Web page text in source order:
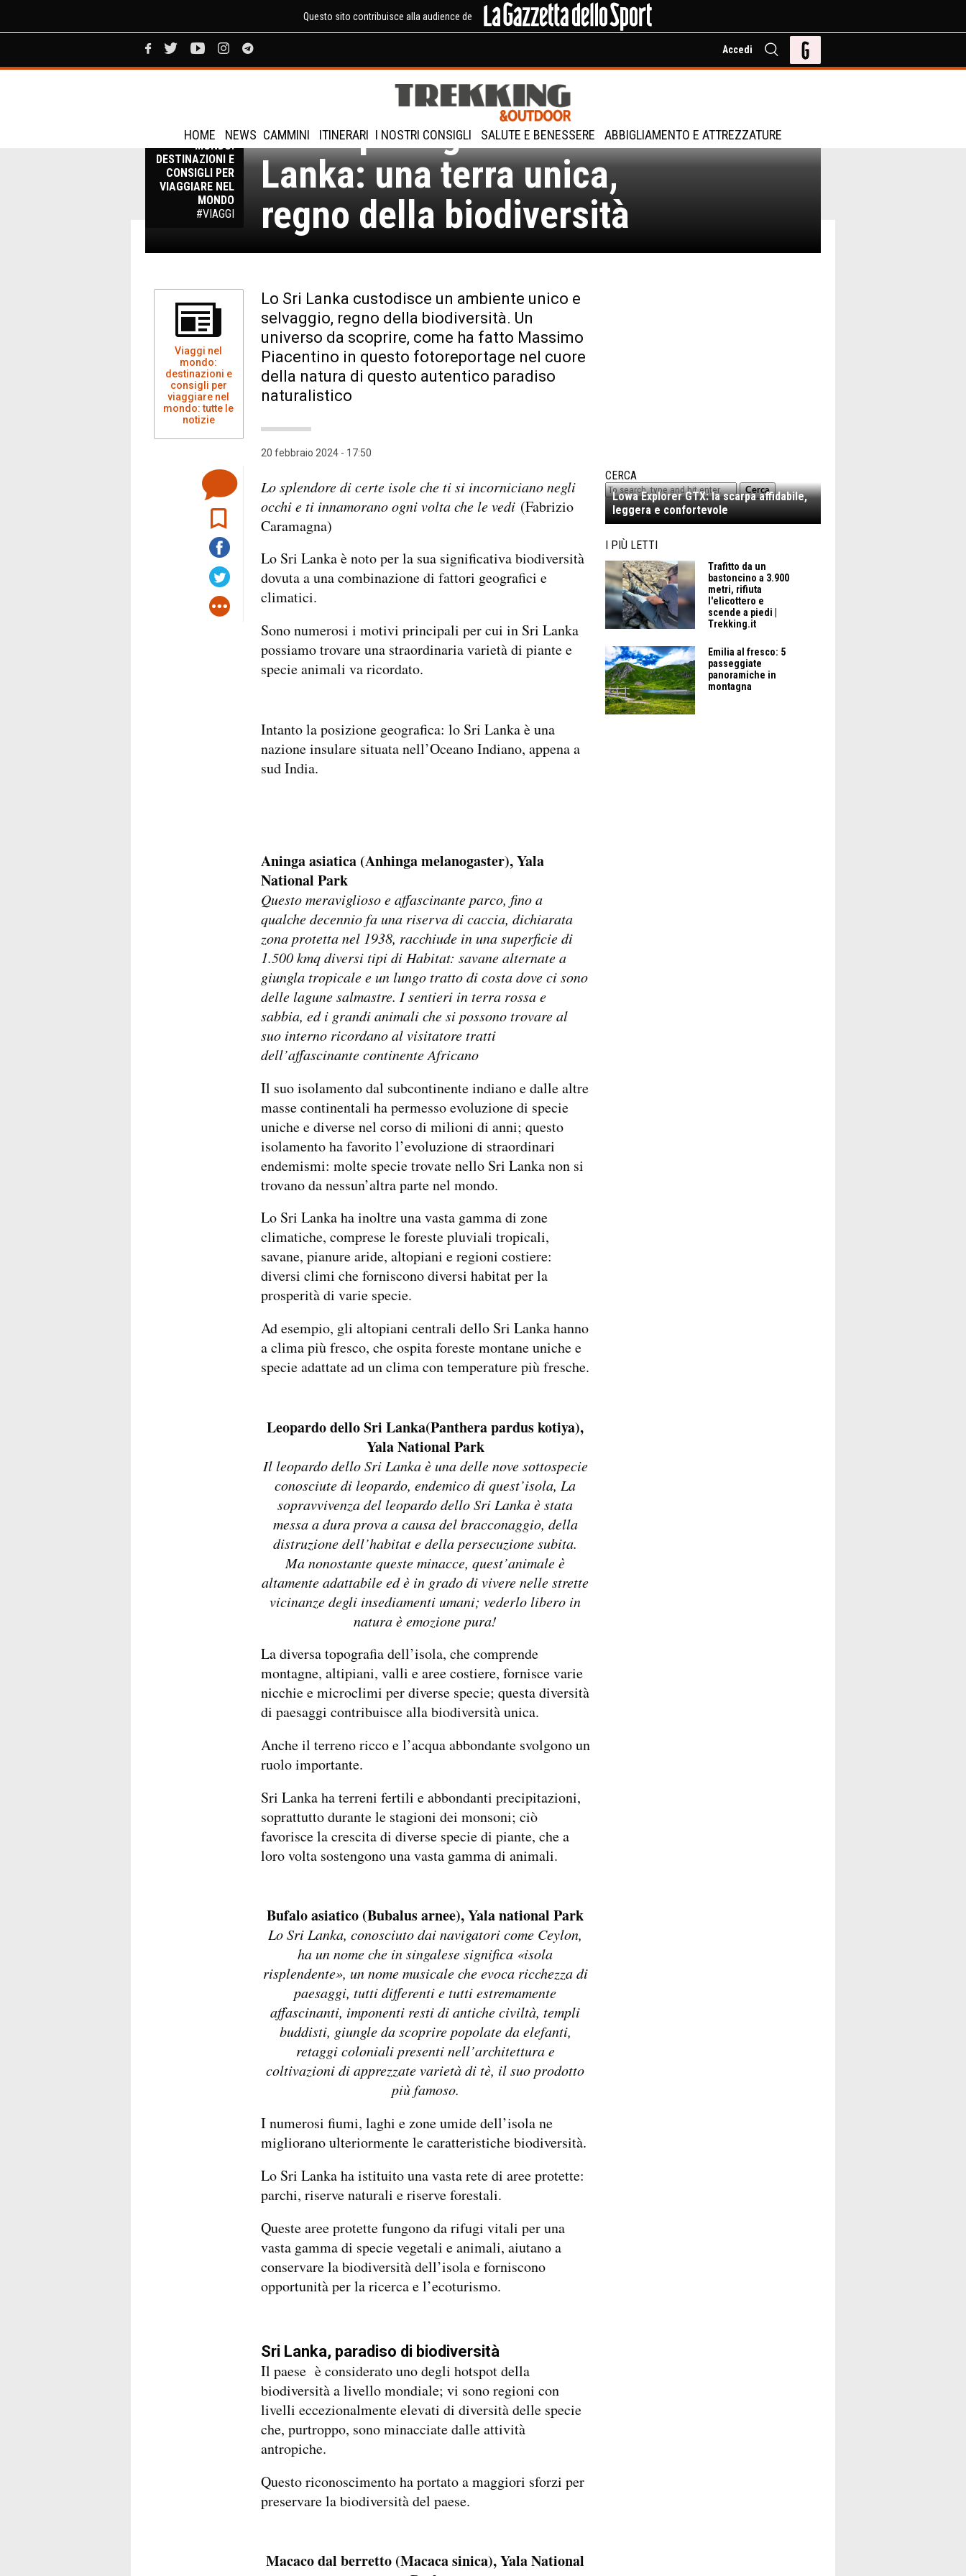
Questo sito contribuisce alla audience de
Accedi
HOME NEWS CAMMINI ITINERARI I NOSTRI CONSIGLI SALUTE E BENESSERE ABBIGLIAMENTO E ATTREZZATURE
VIAGGI NEL
MONDO:
DESTINAZIONI E
CONSIGLI PER
VIAGGIARE NEL
MONDO
#VIAGGI
Fotoreportage in Sri
Lanka: una terra unica,
regno della biodiversità
Viaggi nel
mondo:
destinazioni e
consigli per
viaggiare nel
mondo: tutte le
notizie
Lo Sri Lanka custodisce un ambiente unico e
selvaggio, regno della biodiversità. Un
universo da scoprire, come ha fatto Massimo
Piacentino in questo fotoreportage nel cuore
della natura di questo autentico paradiso
naturalistico
20 febbraio 2024 - 17:50
Lo splendore di certe isole che ti si incorniciano negli
occhi e ti innamorano ogni volta che le vedi (Fabrizio
Caramagna)
Lo Sri Lanka è noto per la sua significativa biodiversità
dovuta a una combinazione di fattori geografici e
climatici.
Sono numerosi i motivi principali per cui in Sri Lanka
possiamo trovare una straordinaria varietà di piante e
specie animali va ricordato.
Intanto la posizione geografica: lo Sri Lanka è una
nazione insulare situata nell’Oceano Indiano, appena a
sud India.
Aninga asiatica (Anhinga melanogaster), Yala
National Park
Questo meraviglioso e affascinante parco, fino a
qualche decennio fa una riserva di caccia, dichiarata
zona protetta nel 1938, racchiude in una superficie di
1.500 kmq diversi tipi di Habitat: savane alternate a
giungla tropicale e un lungo tratto di costa dove ci sono
delle lagune salmastre. I sentieri in terra rossa e
sabbia, ed i grandi animali che si possono trovare al
suo interno ricordano al visitatore tratti
dell’affascinante continente Africano
Il suo isolamento dal subcontinente indiano e dalle altre
masse continentali ha permesso evoluzione di specie
uniche e diverse nel corso di milioni di anni; questo
isolamento ha favorito l’evoluzione di straordinari
endemismi: molte specie trovate nello Sri Lanka non si
trovano da nessun’altra parte nel mondo.
Lo Sri Lanka ha inoltre una vasta gamma di zone
climatiche, comprese le foreste pluviali tropicali,
savane, pianure aride, altopiani e regioni costiere:
diversi climi che forniscono diversi habitat per la
prosperità di varie specie.
Ad esempio, gli altopiani centrali dello Sri Lanka hanno
a clima più fresco, che ospita foreste montane uniche e
specie adattate ad un clima con temperature più fresche.
Leopardo dello Sri Lanka(Panthera pardus kotiya),
Yala National Park
Il leopardo dello Sri Lanka è una delle nove sottospecie
conosciute di leopardo, endemico di quest’isola, La
sopravvivenza del leopardo dello Sri Lanka è stata
messa a dura prova a causa del bracconaggio, della
distruzione dell’habitat e della persecuzione subita.
Ma nonostante queste minacce, quest’animale è
altamente adattabile ed è in grado di vivere nelle strette
vicinanze degli insediamenti umani; vederlo libero in
natura è emozione pura!
La diversa topografia dell’isola, che comprende
montagne, altipiani, valli e aree costiere, fornisce varie
nicchie e microclimi per diverse specie; questa diversità
di paesaggi contribuisce alla biodiversità unica.
Anche il terreno ricco e l’acqua abbondante svolgono un
ruolo importante.
Sri Lanka ha terreni fertili e abbondanti precipitazioni,
soprattutto durante le stagioni dei monsoni; ciò
favorisce la crescita di diverse specie di piante, che a
loro volta sostengono una vasta gamma di animali.
Bufalo asiatico (Bubalus arnee), Yala national Park
Lo Sri Lanka, conosciuto dai navigatori come Ceylon,
ha un nome che in singalese significa «isola
risplendente», un nome musicale che evoca ricchezza di
paesaggi, tutti differenti e tutti estremamente
affascinanti, imponenti resti di antiche civiltà, templi
buddisti, giungle da scoprire popolate da elefanti,
retaggi coloniali presenti nell’architettura e
coltivazioni di apprezzate varietà di tè, il suo prodotto
più famoso.
I numerosi fiumi, laghi e zone umide dell’isola ne
migliorano ulteriormente le caratteristiche biodiversità.
Lo Sri Lanka ha istituito una vasta rete di aree protette:
parchi, riserve naturali e riserve forestali.
Queste aree protette fungono da rifugi vitali per una
vasta gamma di specie vegetali e animali, aiutano a
conservare la biodiversità dell’isola e forniscono
opportunità per la ricerca e l’ecoturismo.
Sri Lanka, paradiso di biodiversità
Il paese è considerato uno degli hotspot della
biodiversità a livello mondiale; vi sono regioni con
livelli eccezionalmente elevati di diversità delle specie
che, purtroppo, sono minacciate dalle attività
antropiche.
Questo riconoscimento ha portato a maggiori sforzi per
preservare la biodiversità del paese.
Macaco dal berretto (Macaca sinica), Yala National
CERCA
Cerca
Lowa Explorer GTX: la scarpa affidabile,
leggera e confortevole
I PIÙ LETTI
Trafitto da un
bastoncino a 3.900
metri, rifiuta
l'elicottero e
scende a piedi |
Trekking.it
Emilia al fresco: 5
passeggiate
panoramiche in
montagna